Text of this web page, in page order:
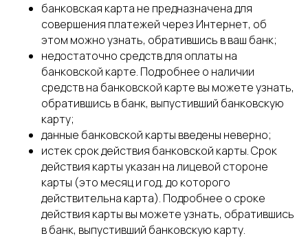
банковская карта не предназначена для
совершения платежей через Интернет, об
этом можно узнать, обратившись в ваш банк;
недостаточно средств для оплаты на
банковской карте. Подробнее о наличии
средств на банковской карте вы можете узнать,
обратившись в банк, выпустивший банковскую
карту;
данные банковской карты введены неверно;
истек срок действия банковской карты. Срок
действия карты указан на лицевой стороне
карты (это месяц и год, до которого
действительна карта). Подробнее о сроке
действия карты вы можете узнать, обратившись
в банк, выпустивший банковскую карту.